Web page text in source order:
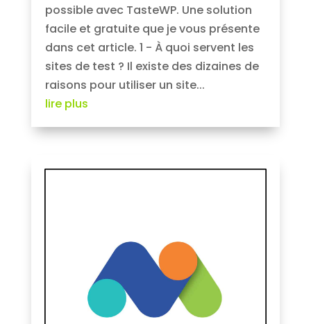
possible avec TasteWP. Une solution
facile et gratuite que je vous présente
dans cet article. 1 - À quoi servent les
sites de test ? Il existe des dizaines de
raisons pour utiliser un site...
lire plus